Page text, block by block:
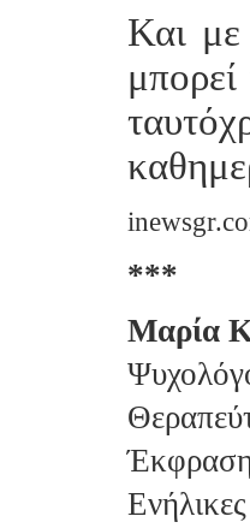
Και
***
Μαρία
Έκφραση